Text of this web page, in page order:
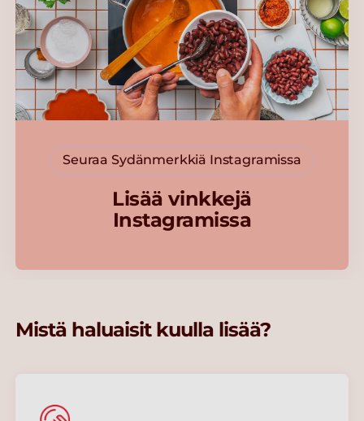
Seuraa Sydänmerkkiä Instagramissa
Lisää vinkkejä
Instagramissa
Mistä haluaisit kuulla lisää?